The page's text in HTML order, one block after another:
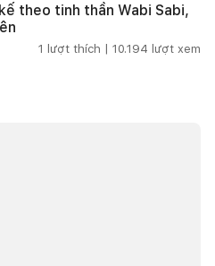
theo tinh thần Wabi Sabi,
1 lượt thích | 10.194 lượt xem